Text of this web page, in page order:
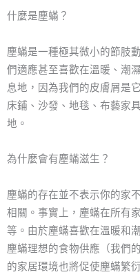
什麼是塵蟎？
塵蟎是一種極其微小的節肢
們適應甚至喜歡在溫暖、潮
息地，因為我們的皮膚屑是
床鋪、沙發、地毯、布藝家
地。
為什麼會有塵蟎滋生？
塵蟎的存在並不表示你的家
相關。事實上，塵蟎在所有
等。由於塵蟎喜歡在溫暖和
塵蟎理想的食物供應（我們
的家居環境也將促使塵蟎繁